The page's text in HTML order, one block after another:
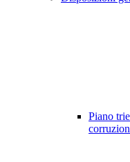
Piano